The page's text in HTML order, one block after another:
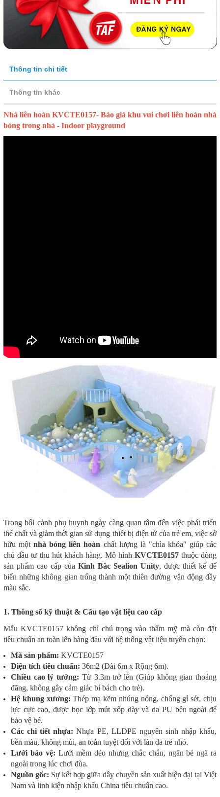
Thông tin chi tiết
Thông tin khác
Nhà liên hoàn KVCTE0157- Báo giá khu vui chơi liên hoàn nhà
bóng trong nhà - Indoor playground
Trong bối cảnh phụ huynh ngày càng quan tâm đến việc phát triển
thể chất và giảm thời gian sử dụng thiết bị điện tử của trẻ em, việc sở
hữu mộtnhà bóng liên hoàn chất lượng là "chìa khóa" giúp các
chủ đầu tư thu hút khách hàng. Mô hình KVCTE0157 thuộc dòng
sản phẩm cao cấp của Kinh Bắc Sealion Unity, được thiết kế để
biến những không gian trống thành một thiên đường vận động đầy
màu sắc.
1. Thông số kỹ thuật & Cấu tạo vật liệu cao cấp
Mẫu KVCTE0157 không chỉ chú trọng vào thẩm mỹ mà còn đặt
tiêu chuẩn an toàn lên hàng đầu với hệ thống vật liệu tuyển chọn:
Mã sản phẩm: KVCTE0157
Diện tích tiêu chuẩn: 36m2 (Dài 6m x Rộng 6m).
Chiều cao lý tưởng: Từ 3.3m trở lên (Giúp không gian thoáng
đãng, không gây cảm giác bí bách cho trẻ).
Hệ khung xương: Thép mạ kẽm nhúng nóng, chống gỉ sét, chịu
lực cực cao, được bọc lớp mút xốp dày và da PU bên ngoài để
bảo vệ bé.
Các chi tiết nhựa: Nhựa PE, LLDPE nguyên sinh nhập khẩu,
bền màu, không mùi, an toàn tuyệt đối với làn da trẻ nhỏ.
Lưới bảo vệ: Lưới mềm dẻo nhưng chắc chắn, ngăn bé ngã ra
ngoài trong lúc chơi đùa.
Nguồn gốc: Sự kết hợp giữa dây chuyền sản xuất hiện đại tại Việt
Nam và linh kiện nhập khẩu China tiêu chuẩn cao.